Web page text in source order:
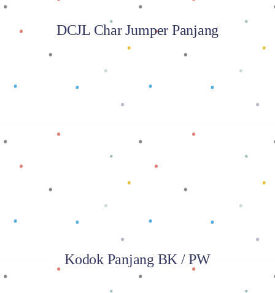
DCJL Char Jumper Panjang
Baca selengkapnya
Kodok Panjang BK / PW